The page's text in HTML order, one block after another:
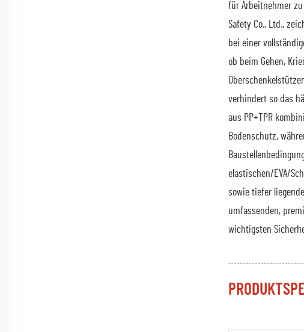
für Arbeitnehmer
Safety Co., Ltd.,
bei einer
ob beim Gehen,
verhindert so das
aus PP+TPR
Bodenschutz,
elastischen/EVA/
sowie tiefer
umfassenden,
wichtigsten